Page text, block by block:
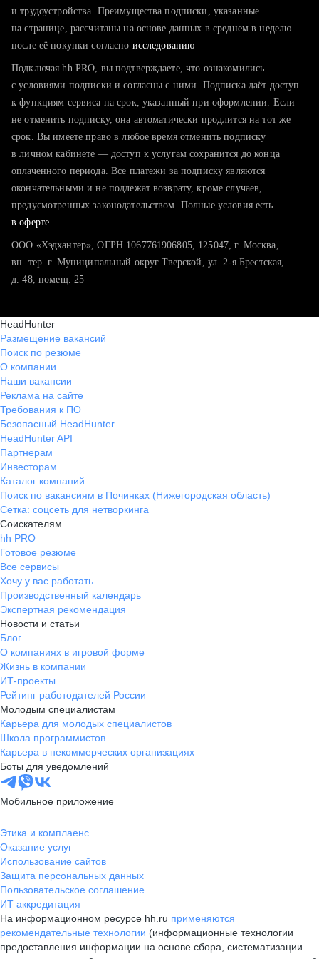
тратите много времени на поиск и вручную поднимаете
хотите сравнить себя с конкурентами и оценить шансы
и трудоустройства. Преимущества подписки, указанные
на странице, рассчитаны на основе данных в среднем в неделю
после её покупки согласно исследованию
Подключая hh PRO, вы подтверждаете, что ознакомились
с условиями подписки и согласны с ними. Подписка даёт доступ
к функциям сервиса на срок, указанный при оформлении. Если
не отменить подписку, она автоматически продлится на тот же
срок. Вы имеете право в любое время отменить подписку
в личном кабинете — доступ к услугам сохранится до конца
оплаченного периода. Все платежи за подписку являются
окончательными и не подлежат возврату, кроме случаев,
предусмотренных законодательством. Полные условия есть
в оферте
ООО «Хэдхантер», ОГРН 1067761906805, 125047, г. Москва,
вн. тер. г. Муниципальный округ Тверской, ул. 2-я Брестская,
д. 48, помещ. 25
HeadHunter
Размещение вакансий
Поиск по резюме
О компании
Наши вакансии
Реклама на сайте
Требования к ПО
Безопасный HeadHunter
HeadHunter API
Партнерам
Инвесторам
Каталог компаний
Поиск по вакансиям в Починках (Нижегородская область)
Сетка: соцсеть для нетворкинга
Соискателям
hh PRO
Готовое резюме
Все сервисы
Хочу у вас работать
Производственный календарь
Экспертная рекомендация
Новости и статьи
Блог
О компаниях в игровой форме
Жизнь в компании
ИТ-проекты
Рейтинг работодателей России
Молодым специалистам
Карьера для молодых специалистов
Школа программистов
Карьера в некоммерческих организациях
Боты для уведомлений
Мобильное приложение
Этика и комплаенс
Оказание услуг
Использование сайтов
Защита персональных данных
Пользовательское соглашение
ИТ аккредитация
На информационном ресурсе hh.ru применяются
рекомендательные технологии (информационные технологии
предоставления информации на основе сбора, систематизации